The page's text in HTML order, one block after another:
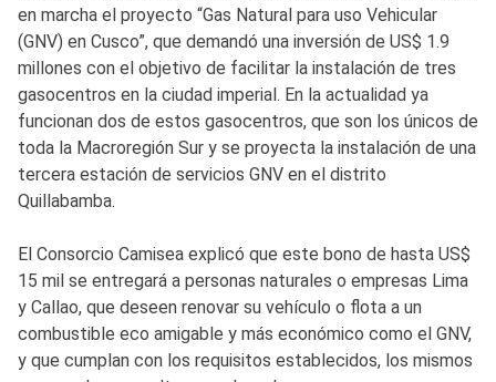
en marcha el proyecto “Gas Natural para uso Vehicular
(GNV) en Cusco”, que demandó una inversión de US$ 1.9
millones con el objetivo de facilitar la instalación de tres
gasocentros en la ciudad imperial. En la actualidad ya
funcionan dos de estos gasocentros, que son los únicos de
toda la Macroregión Sur y se proyecta la instalación de una
tercera estación de servicios GNV en el distrito
Quillabamba.
El Consorcio Camisea explicó que este bono de hasta US$
15 mil se entregará a personas naturales o empresas Lima
y Callao, que deseen renovar su vehículo o flota a un
combustible eco amigable y más económico como el GNV,
y que cumplan con los requisitos establecidos, los mismos